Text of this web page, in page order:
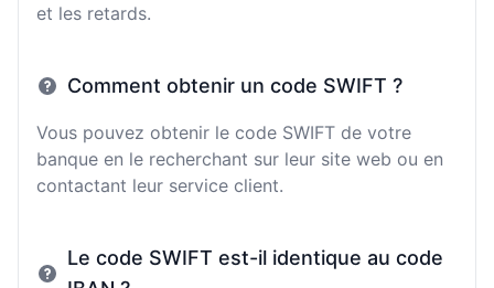
et les retards.
Comment obtenir un code SWIFT ?
Vous pouvez obtenir le code SWIFT de votre
banque en le recherchant sur leur site web ou en
contactant leur service client.
Le code SWIFT est-il identique au code